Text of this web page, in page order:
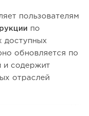
пользователям
по
доступных
обновляется по
и содержит
отраслей